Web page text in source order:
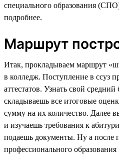
специального образования
подробнее.
Маршрут
Итак, прокладываем маршрут
в колледж. Поступление в ссуз
аттестатов. Узнать свой
складываешь все итоговые
сумму на их количество. Далее
и изучаешь требования к
подаешь документы. Ну а после
профессионального